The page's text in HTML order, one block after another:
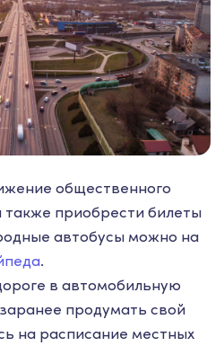
общественного
также приобрести билеты
автобусы можно на
.
в автомобильную
продумать свой
на расписание местных